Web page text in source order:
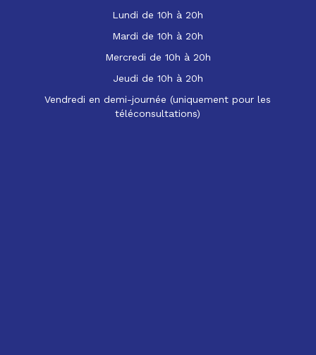
Lundi de 10h à 20h
Mardi de 10h à 20h
Mercredi de 10h à 20h
Jeudi de 10h à 20h
Vendredi en demi-journée (uniquement pour les
téléconsultations)